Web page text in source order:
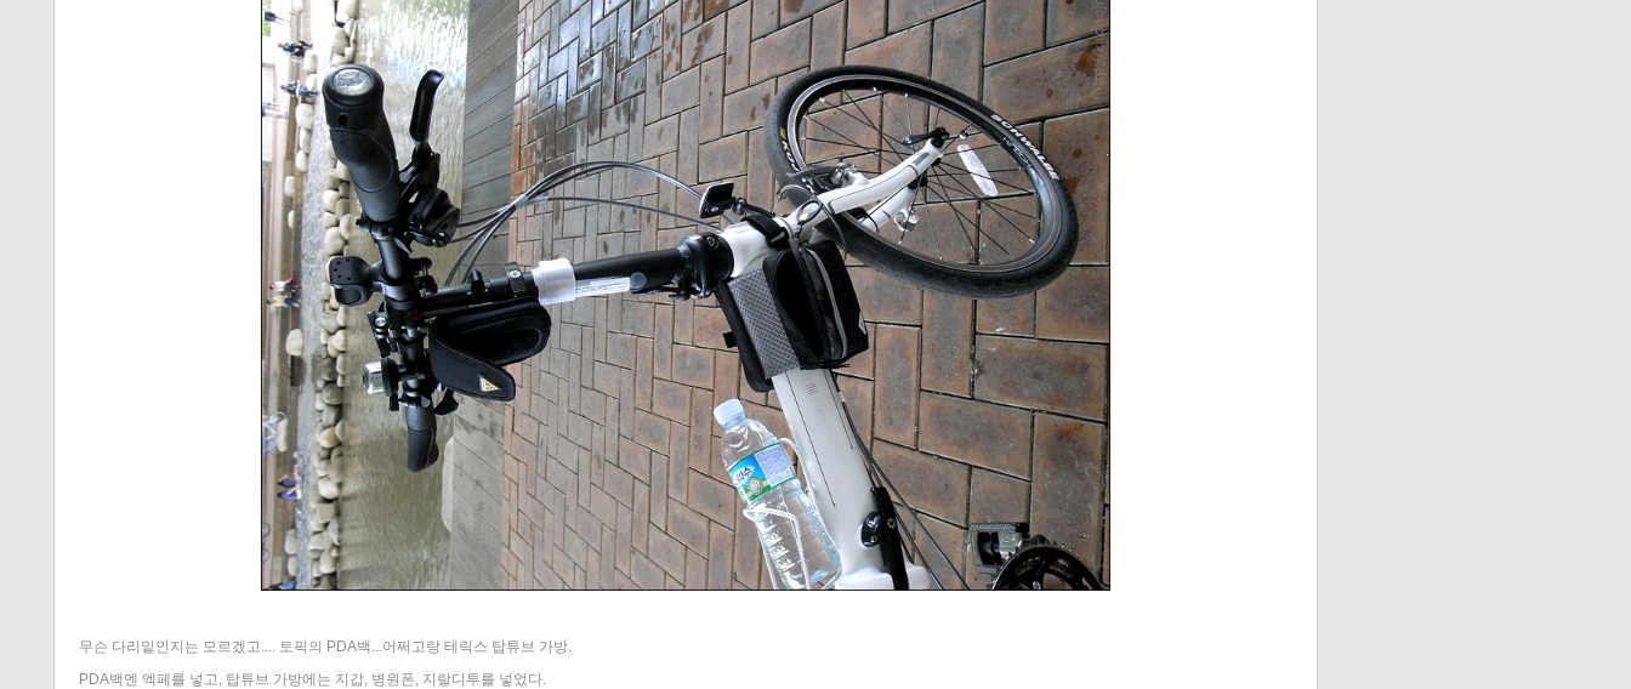
무슨 다리밑인지는 모르겠고.... 토픽의 PDA백...어쩌고랑 테릭스 탑튜브 가방.
PDA백엔 엑페를 넣고, 탑튜브 가방에는 지갑, 병원폰, 지랄디투를 넣었다.